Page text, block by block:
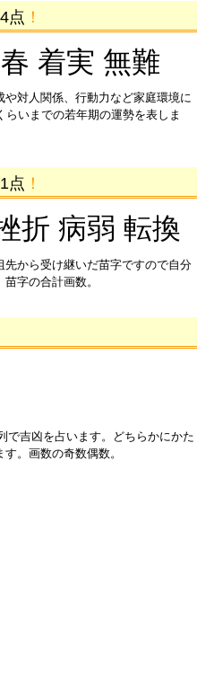
4点 ！
着実 無難
対人関係、行動力など家庭環境に
いまでの若年期の運勢を表しま
1点 ！
折 病弱 転換
から受け継いだ苗字ですので自分
字の合計画数。
で吉凶を占います。どちらかにかた
。画数の奇数偶数。